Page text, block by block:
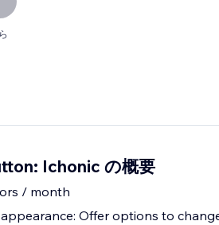
Ichonic の概要
/ month
Offer options to